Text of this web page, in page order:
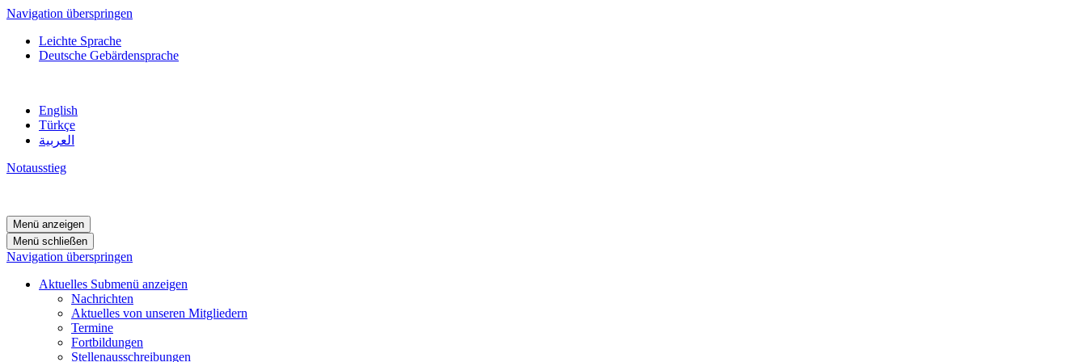
Navigation überspringen
Leichte Sprache
Deutsche Gebärdensprache
English
Türkçe
العربية
Notausstieg
Menü anzeigen
Menü schließen
Navigation überspringen
Aktuelles Submenü anzeigen
Nachrichten
Aktuelles von unseren Mitgliedern
Termine
Fortbildungen
Stellenausschreibungen